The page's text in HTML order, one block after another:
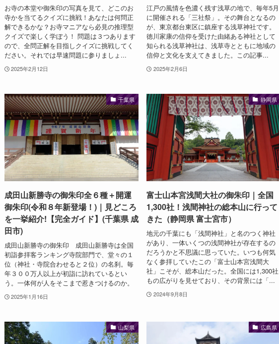
お寺の本堂や御朱印の写真を見て、どこのお
寺かを当てるクイズに挑戦！あなたは何問正
解できるかな？お寺マニアなら必見の推理型
クイズで楽しく学ぼう！ 問題は３つあります
ので、全問正解を目指しクイズに挑戦してく
ださい。それでは早速問題に参りましょ...
2025年2月12日
江戸の風情を色濃く残す浅草の地で、毎年5月
に開催される「三社祭」。その舞台となるの
が、東京都台東区に鎮座する浅草神社です。
徳川家康の信仰を受けた由緒ある神社として
知られる浅草神社は、浅草寺とともに地域の
信仰と文化を支えてきました。この記事...
2025年2月6日
千葉県
成田山新勝寺の御朱印全６種＋開運
御朱印(令和８年新登場！)｜見どころ
を一挙紹介!【完全ガイド】(千葉県 成
田市)
成田山新勝寺の御朱印 成田山新勝寺は全国
初詣参拝客ランキング寺院部門で、堂々の１
位（神社・寺院合わせると２位）の名刹。毎
年３００万人以上が初詣に訪れているとい
う。一体何が人をそこまで惹きつけるのか。
2025年1月16日
静岡県
富士山本宮浅間大社の御朱印｜全国
1,300社！浅間神社の総本山に行って
きた（静岡県 富士宮市）
地元の千葉にも「浅間神社」と名のつく神社
があり、一体いくつの浅間神社が存在するの
だろうかと不思議に思っていた。いつも何気
なく参拝していたこの「富士山本宮浅間大
社」こそが、総本山だった。全国には1,300社
もの広がりを見せており、その背景には「...
2024年9月8日
山梨県 広島県